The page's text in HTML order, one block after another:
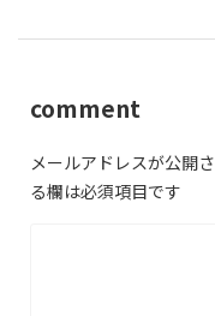
comment
メールアドレスが公開
る欄は必須項目です